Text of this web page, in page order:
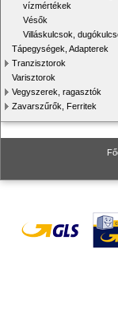
vízmértékek
Vésők
Villáskulcsok,
Tápegységek, Adapterek
Tranzisztorok
Varisztorok
Vegyszerek, ragasztók
Zavarszűrők, Ferritek